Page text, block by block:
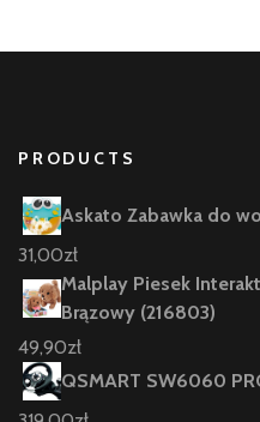
PRODUCTS
Askato Zabawka do
31,00zł
Malplay Piesek
Brązowy (216803)
49,90zł
QSMART SW6060